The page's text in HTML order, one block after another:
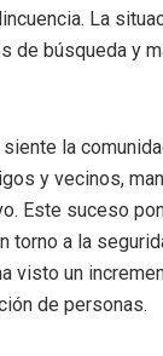
La
de búsqueda y
la
y vecinos,
Este suceso
torno a la
visto un
de personas.